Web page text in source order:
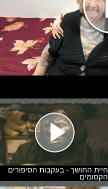
חיית החושך - בעקבות הסיפורים
הקסומים